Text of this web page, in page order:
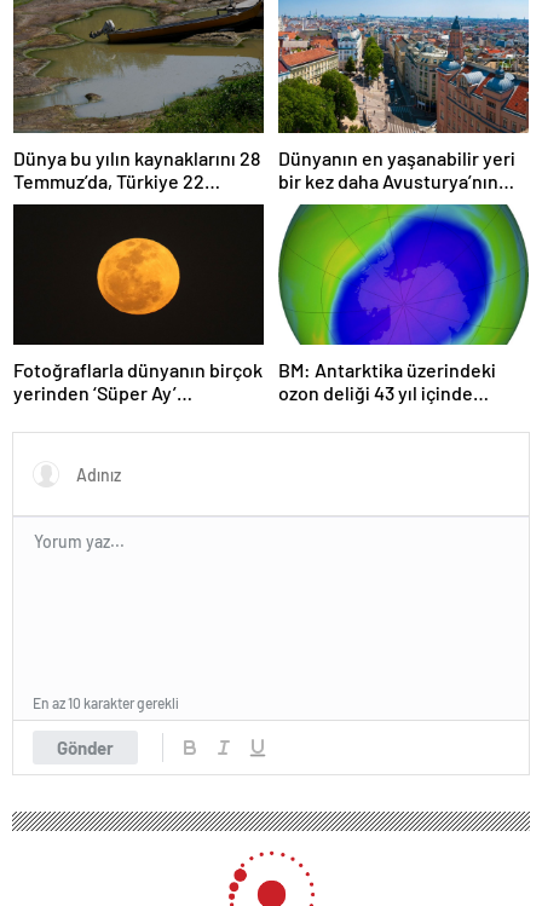
başlangıcına ışık tutabilir
Dünya bu yılın kaynaklarını 28
Temmuz’da, Türkiye 22
Haziran’da tüketti
Dünyanın en yaşanabilir yeri
bir kez daha Avusturya’nın
başkenti Viyana oldu
Fotoğraflarla dünyanın birçok
yerinden ‘Süper Ay’
BM: Antarktika üzerindeki
ozon deliği 43 yıl içinde
Gönder
En az 10 karakter gerekli